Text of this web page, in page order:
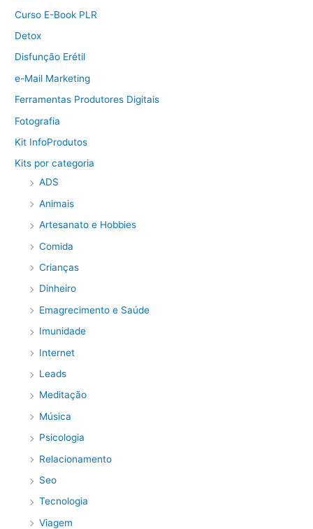
Curso E-Book PLR
Detox
Disfunção Erétil
e-Mail Marketing
Ferramentas Produtores Digitais
Fotografia
Kit InfoProdutos
Kits por categoria
ADS
Animais
Artesanato e Hobbies
Comida
Crianças
Dinheiro
Emagrecimento e Saúde
Imunidade
Internet
Leads
Meditação
Música
Psicologia
Relacionamento
Seo
Tecnologia
Viagem